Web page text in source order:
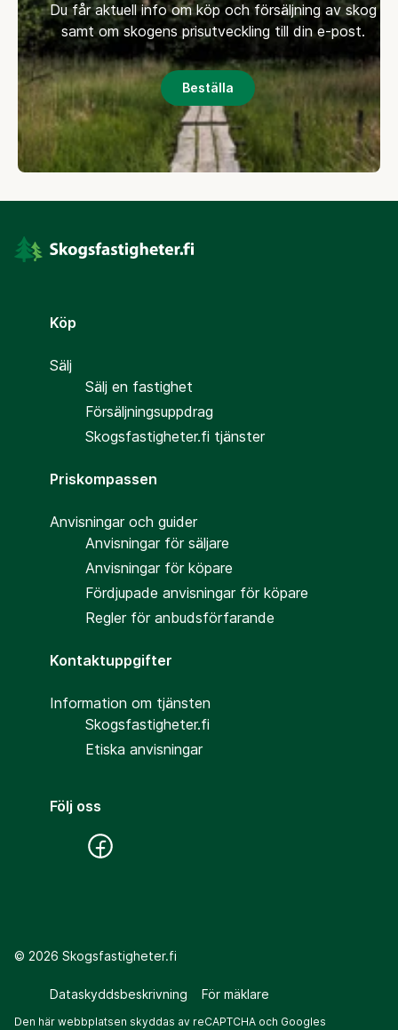
Du får aktuell info om köp och försäljning av skog
samt om skogens prisutveckling till din e-post.
Beställa
Köp
Sälj
Sälj en fastighet
Försäljningsuppdrag
Skogsfastigheter.fi tjänster
Priskompassen
Anvisningar och guider
Anvisningar för säljare
Anvisningar för köpare
Fördjupade anvisningar för köpare
Regler för anbudsförfarande
Kontaktuppgifter
Information om tjänsten
Skogsfastigheter.fi
Etiska anvisningar
Följ oss
© 2026 Skogsfastigheter.fi
Dataskyddsbeskrivning För mäklare
Den här webbplatsen skyddas av reCAPTCHA och Googles